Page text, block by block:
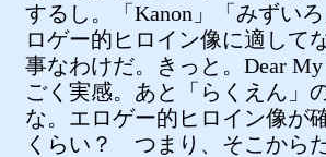
するし。「Kanon」「みずい
ロゲー的ヒロイン像に適して
事なわけだ。きっと。Dear
ごく実感。あと「らくえん」
な。エロゲー的ヒロイン像が
くらい？ つまり、そこから